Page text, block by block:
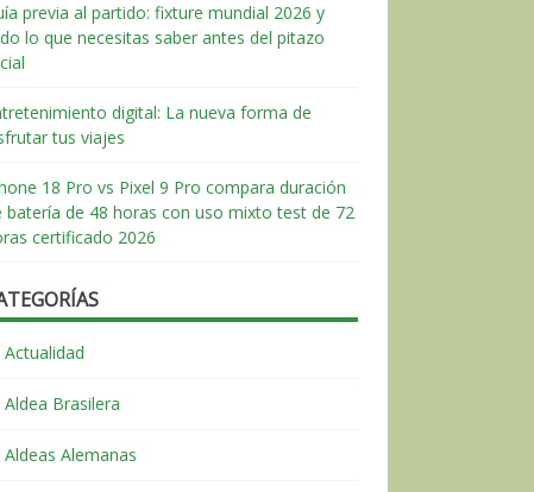
previa al partido: fixture mundial 2026 y
lo que necesitas saber antes del pitazo
digital: La nueva forma de
tus viajes
18 Pro vs Pixel 9 Pro compara duración
batería de 48 horas con uso mixto test de 72
certificado 2026
Actualidad
Aldea Brasilera
Aldeas Alemanas